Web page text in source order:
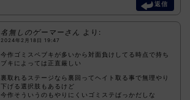
返信
名無しのゲーマーさん より:
2024年2月18日 19:47
今作ゴミスペブキが多いから対面負けしてる時点で持ち
ブキによっては正直厳しい
裏取れるステージなら裏回ってヘイト取る事で無理やり
下げる選択肢もあるけど
今作そういうのもやりにくいゴミステばっかだしな